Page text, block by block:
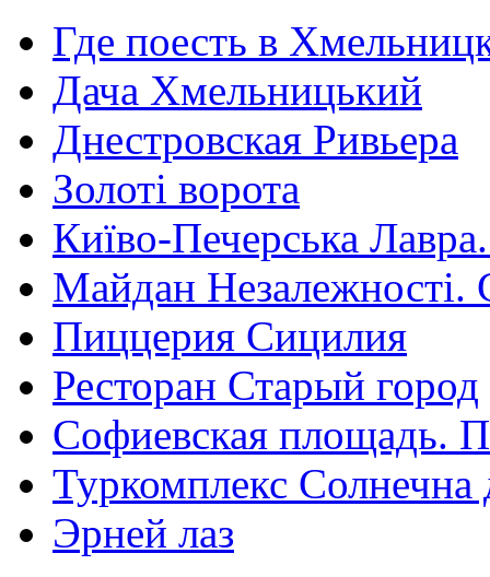
Где поесть в
Дача Хмельницький
Днестровская Ривьера
Золоті ворота
Київо-Печерська
Майдан Незалежності.
Пиццерия Сицилия
Ресторан Старый город
Софиевская площадь.
Туркомплекс Солнечна
Эрней лаз